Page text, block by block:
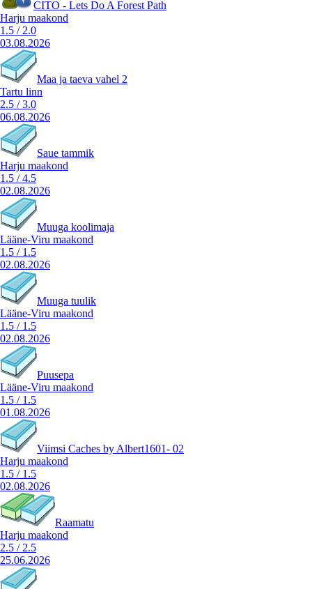
CITO - Lets Do A Forest Path
Harju maakond
1.5 / 2.0
03.08.2026
Maa ja taeva vahel 2
Tartu linn
2.5 /3.0
06.08.2026
Saue tammik
Harju maakond
1.5 /4.5
02.08.2026
Muuga koolimaja
Lääne-Viru maakond
1.5 / 1.5
02.08.2026
Muuga tuulik
Lääne-Viru maakond
1.5 / 1.5
02.08.2026
Puusepa
Lääne-Viru maakond
1.5 / 1.5
01.08.2026
Viimsi Caches by Albert1601- 02
Harju maakond
1.5 / 1.5
02.08.2026
Raamatu
Harju maakond
2.5 / 2.5
25.06.2026